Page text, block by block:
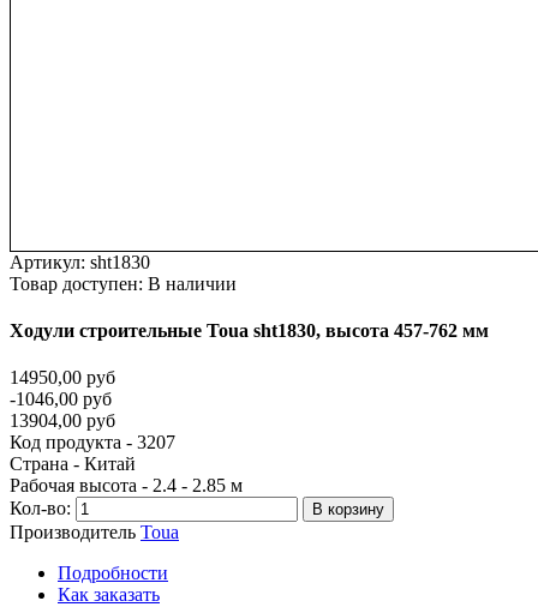
Артикул: sht1830
Товар доступен: В наличии
Ходули строительные Toua sht1830, высота 457-762 мм
14950,00 руб
-1046,00 руб
13904,00 руб
Код продукта - 3207
Страна - Китай
Рабочая высота - 2.4 - 2.85 м
Кол-во:
В корзину
Производитель Toua
Подробности
Как заказать